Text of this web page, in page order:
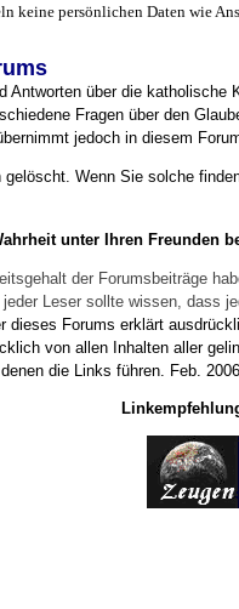
keine persönlichen Daten wie
Antworten über die
Fragen über den
jedoch in diesem
gelöscht. Wenn Sie solche
unter Ihren Freunden
der Forumsbeiträge
Leser sollte wissen, dass
dieses Forums erklärt
von allen Inhalten aller
die Links führen. Feb. 2006